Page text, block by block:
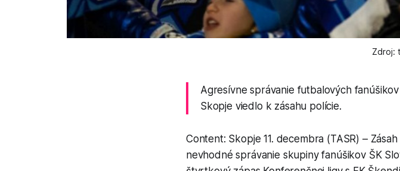
Zdroj:
Agresívne správanie futbalových
Skopje viedlo k zásahu polície.
Content: Skopje 11. decembra (TASR) –
nevhodné správanie skupiny fanúšikov ŠK